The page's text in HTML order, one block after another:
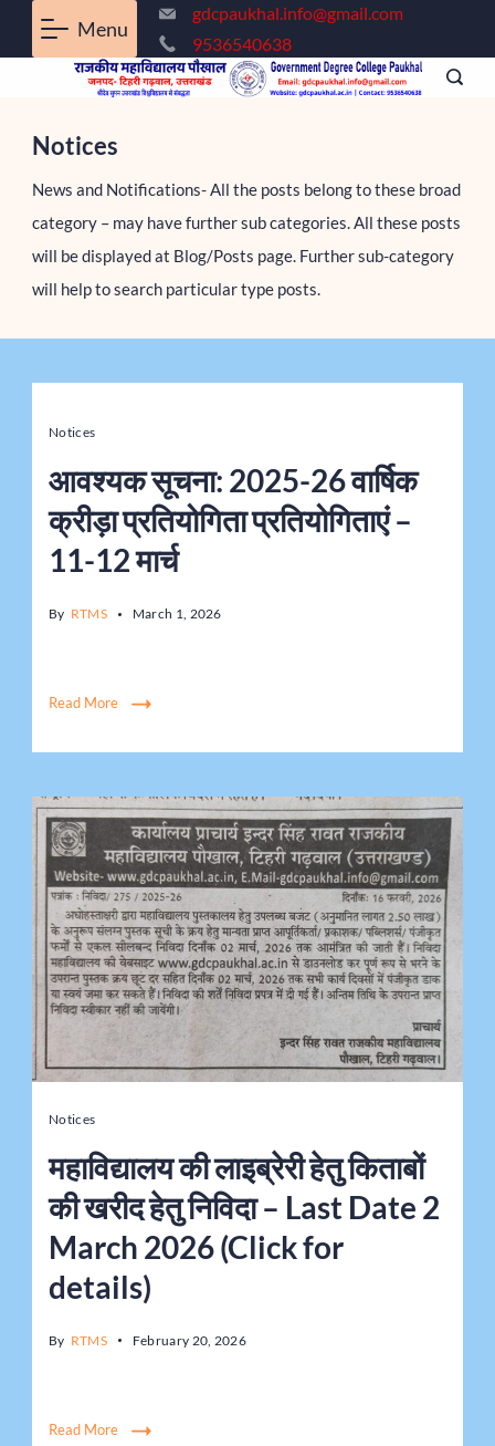
Menu
gdcpaukhal.info@gmail.com
9536540638
Notices
News and Notifications- All the posts belong to these broad
category – may have further sub categories. All these posts
will be displayed at Blog/Posts page. Further sub-category
will help to search particular type posts.
Notices
आवश्यक सूचना: 2025-26 वार्षिक
क्रीड़ा प्रतियोगिता प्रतियोगिताएं –
11-12 मार्च
By RTMS March 1, 2026
Read More
Notices
महाविद्यालय की लाइब्रेरी हेतु किताबों
की खरीद हेतु निविदा – Last Date 2
March 2026 (Click for
details)
By RTMS February 20, 2026
Read More